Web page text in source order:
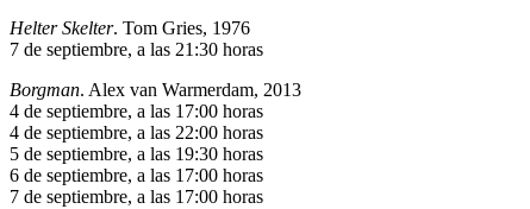
Helter Skelter. Tom Gries, 1976
7 de septiembre, a las 21:30 horas
Borgman. Alex van Warmerdam, 2013
4 de septiembre, a las 17:00 horas
4 de septiembre, a las 22:00 horas
5 de septiembre, a las 19:30 horas
6 de septiembre, a las 17:00 horas
7 de septiembre, a las 17:00 horas